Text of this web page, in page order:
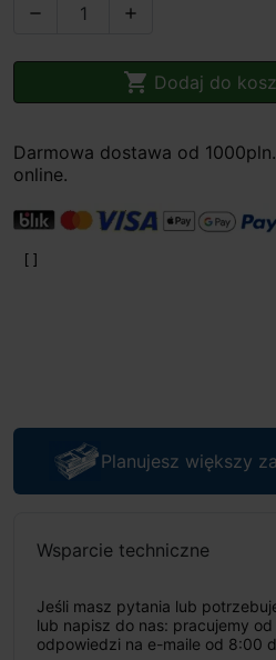
 
 Dodaj do
Darmowa dostawa od
online.
Planujesz większy
Wsparcie techniczne
Jeśli masz pytania lub
lub napisz do nas: pracujemy
odpowiedzi na e-maile od 8:00